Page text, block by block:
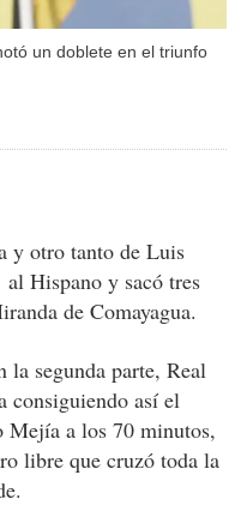
un doblete en el triunfo
y otro tanto de Luis
Hispano y sacó tres
de Comayagua.
la segunda parte, Real
consiguiendo así el
a los 70 minutos,
libre que cruzó toda la